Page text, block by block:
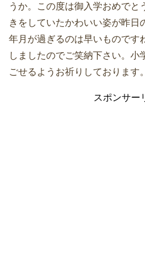
うか。この度は御入学おめでと
きをしていたかわいい姿が昨日
年月が過ぎるのは早いものです
しましたのでご笑納下さい。小
ごせるようお祈りしております。
スポンサー